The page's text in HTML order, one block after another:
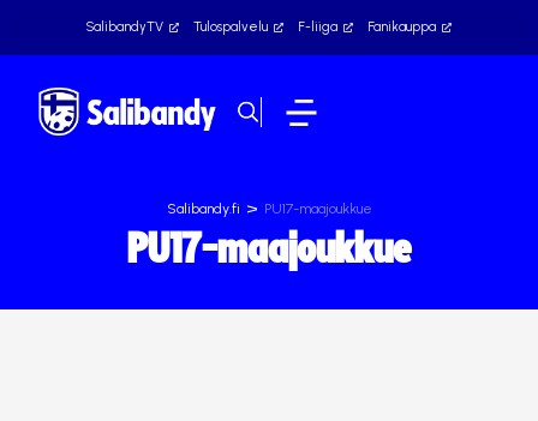
SalibandyTV Tulospalvelu F-liiga Fanikauppa
Salibandy.fi > PU17-maajoukkue
PU17-maajoukkue